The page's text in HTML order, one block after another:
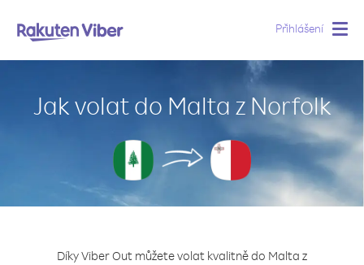
Přihlášení
Jak volat do Malta z Norfolk
Díky Viber Out můžete volat kvalitně do Malta z